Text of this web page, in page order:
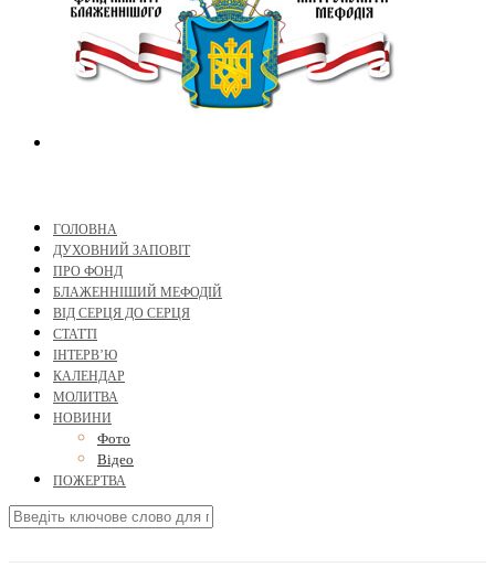
ГОЛОВНА
ДУХОВНИЙ ЗАПОВІТ
ПРО ФОНД
БЛАЖЕННІШИЙ МЕФОДІЙ
ВІД СЕРЦЯ ДО СЕРЦЯ
СТАТТІ
ІНТЕРВ’Ю
КАЛЕНДАР
МОЛИТВА
НОВИНИ
Фото
Відео
ПОЖЕРТВА